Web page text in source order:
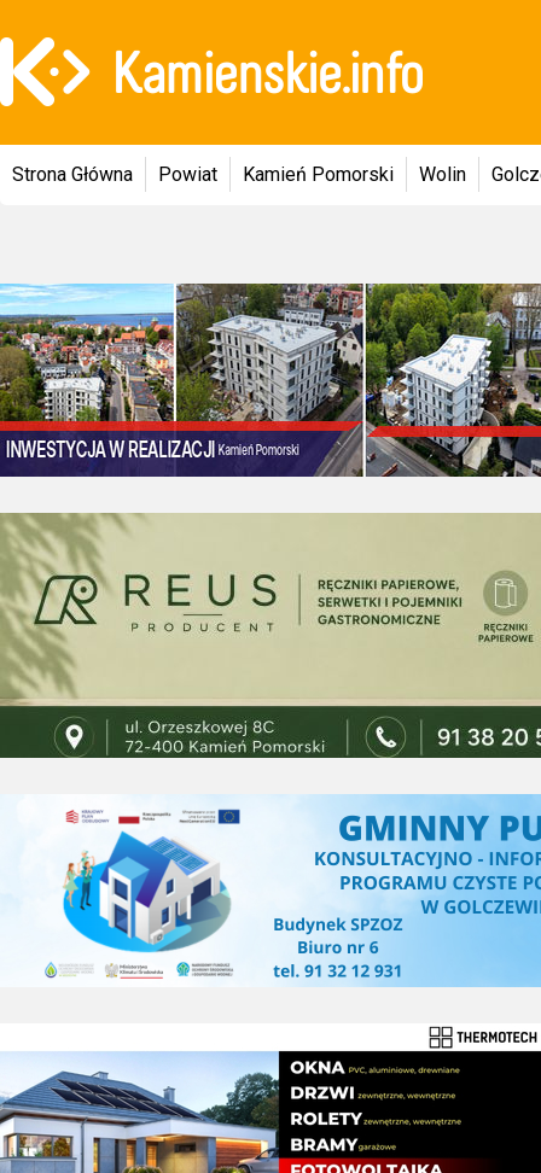
Strona Główna Powiat Kamień Pomorski Wolin